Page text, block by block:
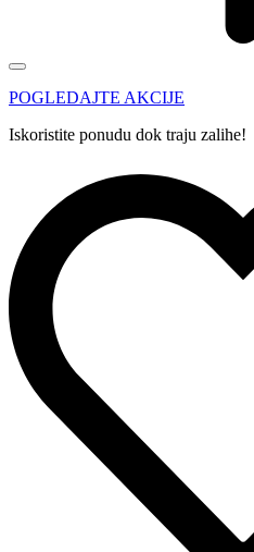
POGLEDAJTE AKCIJE
Iskoristite ponudu dok traju zalihe!